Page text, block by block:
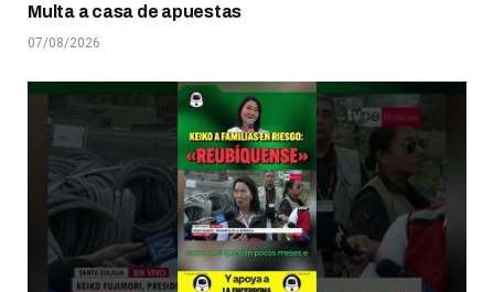
Multa a casa de apuestas
07/08/2026